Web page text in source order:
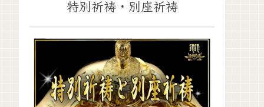
特別祈祷・別座祈祷